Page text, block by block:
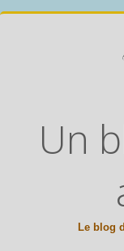
Un
Le blog